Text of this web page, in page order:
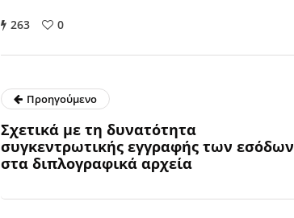
263 0
Προηγούμενο
Σχετικά με τη δυνατότητα
συγκεντρωτικής εγγραφής των εσόδων
στα διπλογραφικά αρχεία